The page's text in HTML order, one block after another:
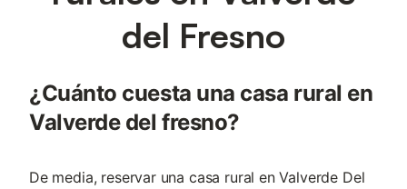
del Fresno
¿Cuánto cuesta una casa rural en
Valverde del fresno?
De media, reservar una casa rural en Valverde Del